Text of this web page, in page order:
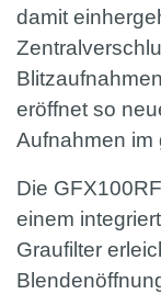
damit
eröffnet so
Aufnahmen im
Die
einem
Graufilter